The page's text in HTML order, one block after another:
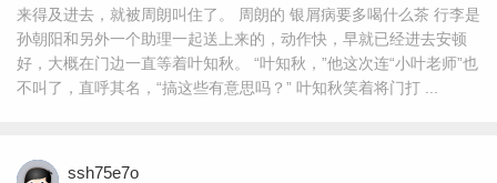
来得及进去，就被周朗叫住了。 周朗的 银屑病要多喝什么茶 行李是
孙朝阳和另外一个助理一起送上来的，动作快，早就已经进去安顿
好，大概在门边一直等着叶知秋。 “叶知秋，”他这次连“小叶老师”也
不叫了，直呼其名，“搞这些有意思吗？” 叶知秋笑着将门打 ...
ssh75e7o